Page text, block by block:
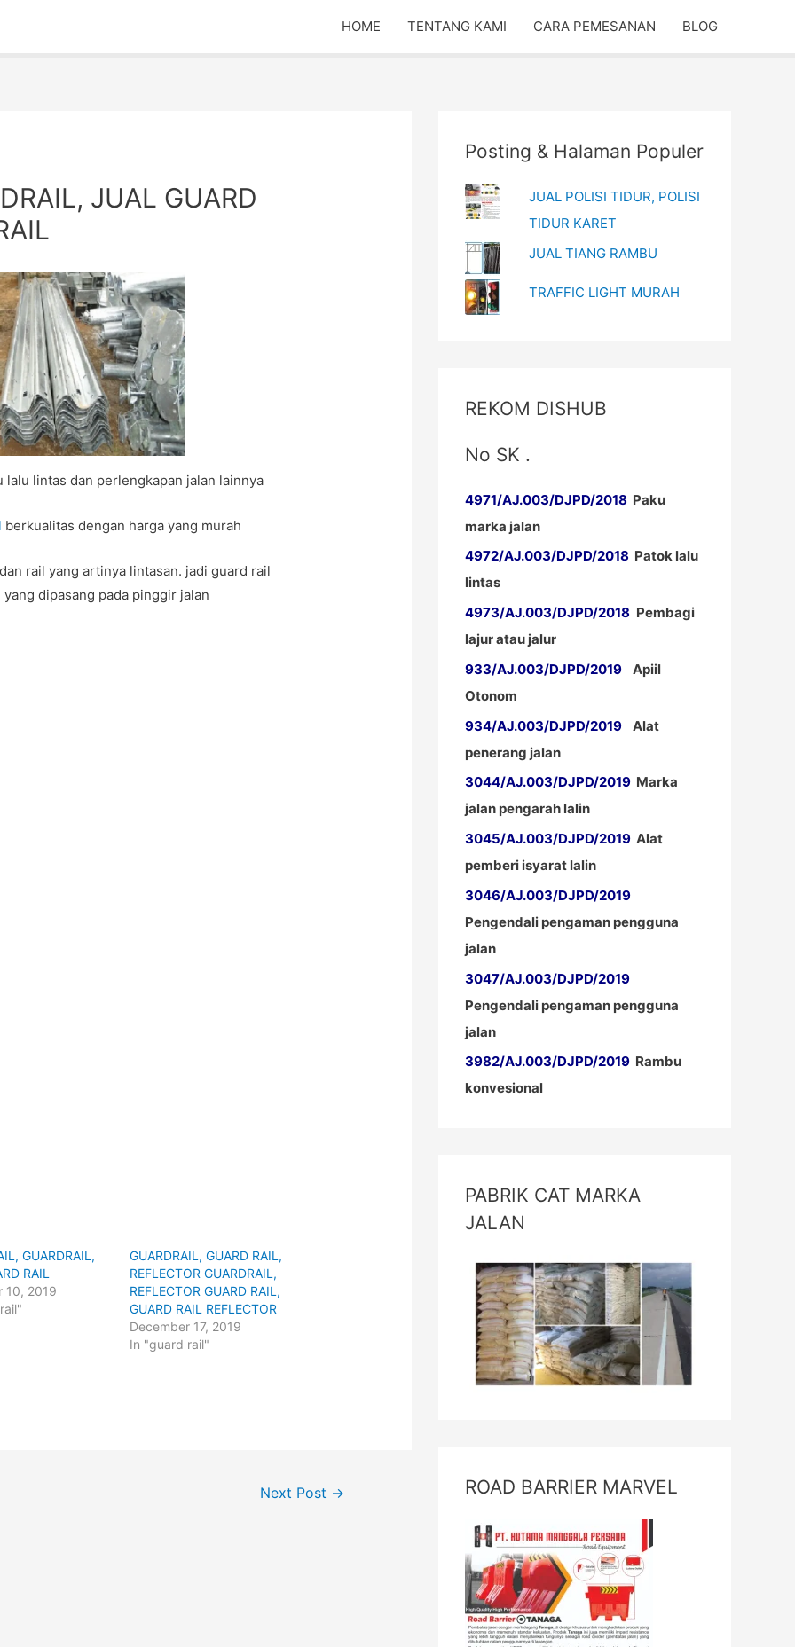
HOME TENTANG KAMI CARA PEMESANAN BLOG
JUAL GUARD
lalu lintas dan perlengkapan jalan lainnya
berkualitas dengan harga yang murah
rail yang artinya lintasan. jadi guard rail
dipasang pada pinggir jalan
GUARDRAIL,
RAIL
10, 2019
GUARDRAIL, GUARD RAIL,
REFLECTOR GUARDRAIL,
REFLECTOR GUARD RAIL,
GUARD RAIL REFLECTOR
December 17, 2019
In "guard rail"
Next Post →
Posting & Halaman Populer
JUAL POLISI TIDUR, POLISI
TIDUR KARET
JUAL TIANG RAMBU
TRAFFIC LIGHT MURAH
REKOM DISHUB
No SK .
4971/AJ.003/DJPD/2018 Paku
marka jalan
4972/AJ.003/DJPD/2018 Patok lalu
lintas
4973/AJ.003/DJPD/2018 Pembagi
lajur atau jalur
933/AJ.003/DJPD/2019 Apiil
Otonom
934/AJ.003/DJPD/2019 Alat
penerang jalan
3044/AJ.003/DJPD/2019 Marka
jalan pengarah lalin
3045/AJ.003/DJPD/2019 Alat
pemberi isyarat lalin
3046/AJ.003/DJPD/2019
Pengendali pengaman pengguna
jalan
3047/AJ.003/DJPD/2019
Pengendali pengaman pengguna
jalan
3982/AJ.003/DJPD/2019 Rambu
konvesional
PABRIK CAT MARKA
JALAN
ROAD BARRIER MARVEL